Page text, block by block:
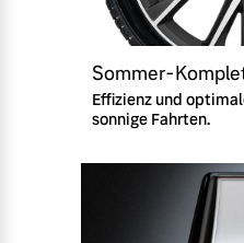
Sommer-
Effizienz und
sonnige Fahrten.